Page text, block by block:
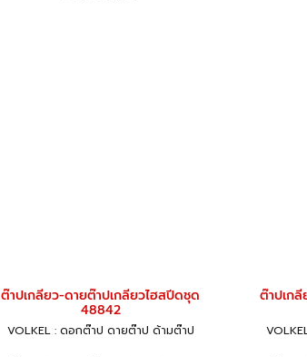
ต๊าปเกลียว-ดายต๊าปเกลียวไฮสปีดชุด
48842
VOLKEL : ดอกต๊าป ดายต๊าป ด้ามต๊าป
ต๊าปเก